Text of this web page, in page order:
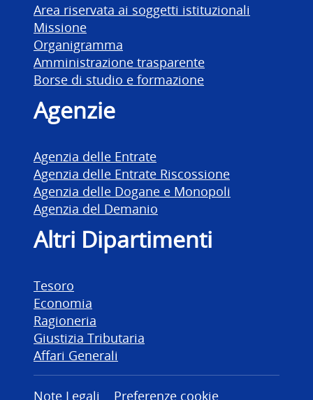
Area riservata ai soggetti istituzionali
Missione
Organigramma
Amministrazione trasparente
Borse di studio e formazione
Agenzie
Agenzia delle Entrate
Agenzia delle Entrate Riscossione
Agenzia delle Dogane e Monopoli
Agenzia del Demanio
Altri Dipartimenti
Tesoro
Economia
Ragioneria
Giustizia Tributaria
Affari Generali
Note Legali Preferenze cookie